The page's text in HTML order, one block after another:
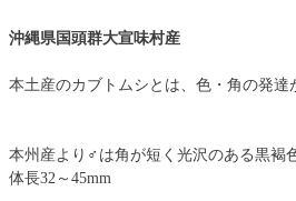
沖縄県国頭群大宣味村産
本土産のカブトムシとは、色・角の発達
本州産より♂は角が短く光沢のある黒褐
体長32～45mm